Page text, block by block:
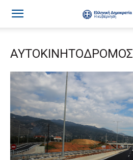
ΑΥΤΟΚΙΝΗΤΟΔΡΟΜΟΣ